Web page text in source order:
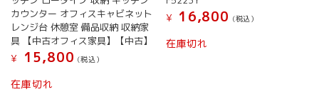
カウンター オフィスキャビネット
レンジ台 休憩室 備品収納 収納家
具 【中古オフィス家具】【中古】
¥
15,800 (税込）
在庫切れ
¥
16,800 (税込）
在庫切れ